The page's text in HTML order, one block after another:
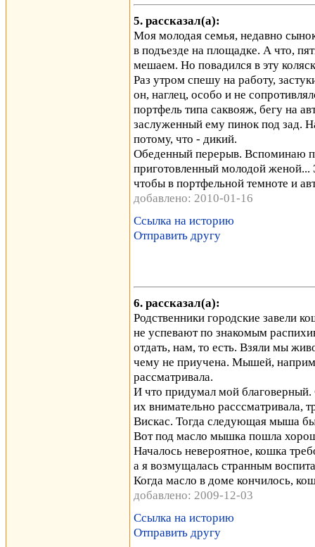
5. рассказал(а):
Моя молодая семья, недавно
в подъезде на площадке. А что,
мешаем. Но повадился в эту
Раз утром спешу на работу,
он, наглец, особо и не
портфель типа саквояж, бегу на
заслуженный ему пинок под зад.
потому, что - дикий.
Обеденный перерыв. Вспоминаю
приготовленный молодой женой...
чтобы в портфельной темноте и
добавлено: 2010-01-16
Ссылка на историю
Отправить другу
6. рассказал(а):
Родственники городские завели
не успевают по знакомым
отдать, нам, то есть. Взяли мы
чему не приучена. Мышей,
рассматривала.
И что придумал мой
их внимательно расссматривала,
Вискас. Тогда следующая мыша
Вот под масло мышка пошла
Началось невероятное, кошка
а я возмущалась странным
Когда масло в доме кончилось,
добавлено: 2009-12-03
Ссылка на историю
Отправить другу